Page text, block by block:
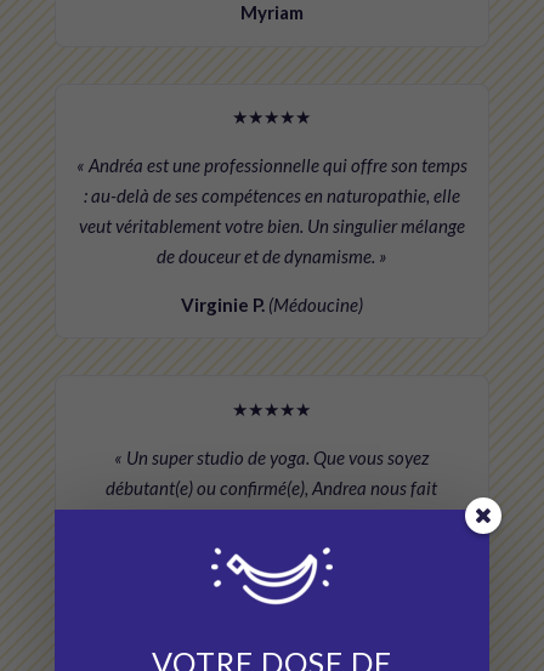
Myriam
★★★★★
« Andréa est une professionnelle qui offre son temps
: au-delà de ses compétences en naturopathie, elle
veut véritablement votre bien. Un singulier mélange
de douceur et de dynamisme. »
Virginie P. (Médoucine)
★★★★★
« Un super studio de yoga. Que vous soyez
débutant(e) ou confirmé(e), Andrea nous fait
sourire et bienveillance. Un vrai bonheur de venir
toutes les semaines se ressourcer. »
VOTRE DOSE DE